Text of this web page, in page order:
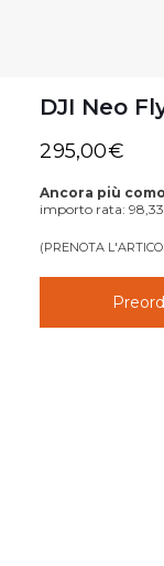
DJI Neo
295,00€
Ancora più
importo rata:98,33
(PRENOTA